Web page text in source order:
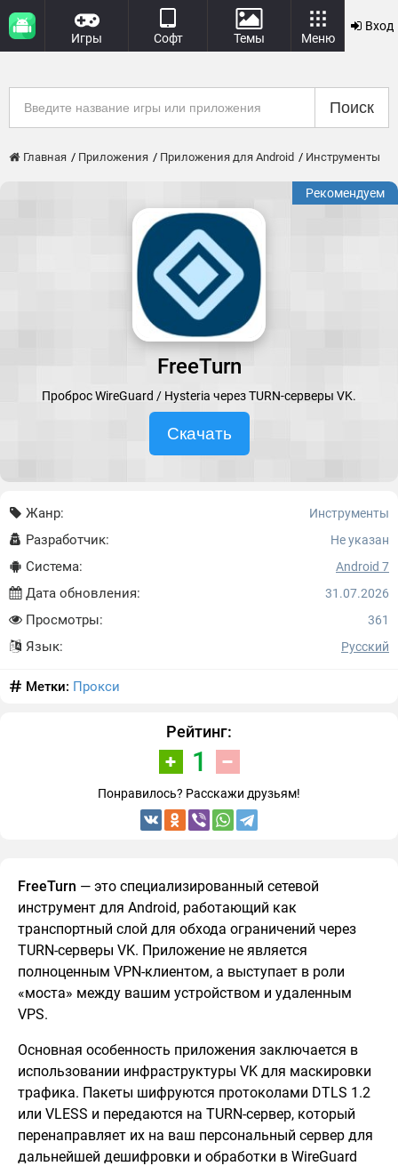
Игры Софт Темы Меню
Вход
Поиск
Главная Приложения Приложения для Android Инструменты
Рекомендуем
FreeTurn
Проброс WireGuard / Hysteria через TURN-серверы VK.
Скачать
Жанр: Инструменты
Разработчик: Не указан
Система: Android 7
Дата обновления: 31.07.2026
Просмотры: 361
Язык: Русский
Метки: Прокси
Рейтинг:
1
Понравилось? Расскажи друзьям!
FreeTurn — это специализированный сетевой
инструмент для Android, работающий как
транспортный слой для обхода ограничений через
TURN-серверы VK. Приложение не является
полноценным VPN-клиентом, а выступает в роли
«моста» между вашим устройством и удаленным
VPS.
Основная особенность приложения заключается в
использовании инфраструктуры VK для маскировки
трафика. Пакеты шифруются протоколами DTLS 1.2
или VLESS и передаются на TURN-сервер, который
перенаправляет их на ваш персональный сервер для
дальнейшей дешифровки и обработки в WireGuard